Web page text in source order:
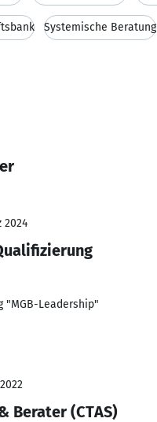
Systemische Beratung
2024
"MGB-Leadership"
Berater (CTAS)